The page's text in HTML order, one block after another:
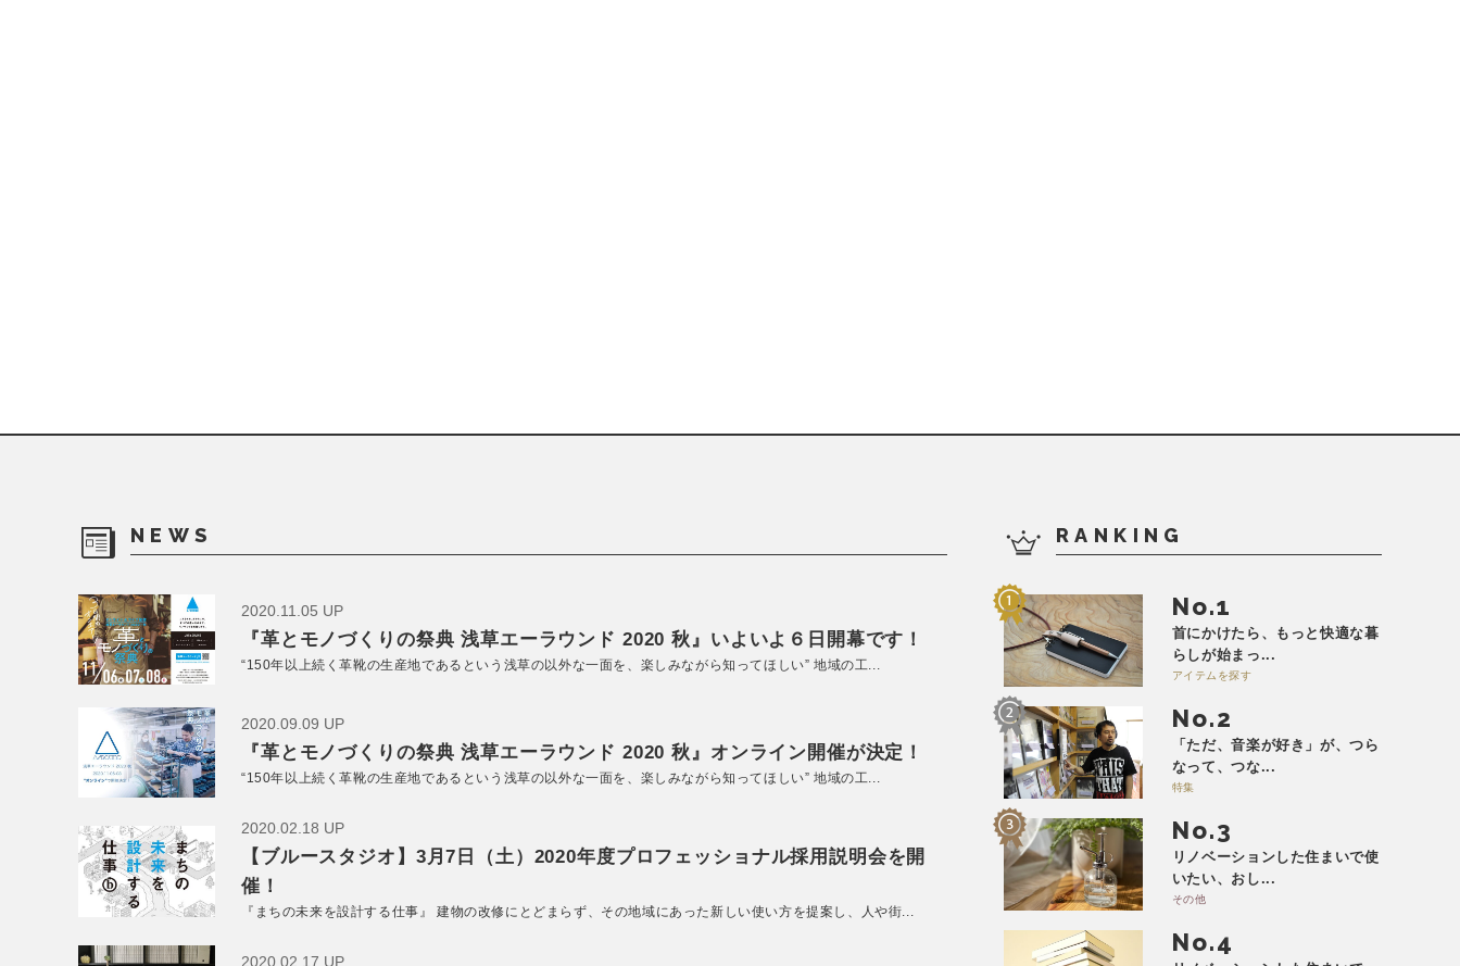
NEWS
2020.11.05 UP
『革とモノづくりの祭典 浅草エーラウンド 2020 秋』いよいよ６日開幕です！
“150年以上続く革靴の生産地であるという浅草の以外な一面を、楽しみながら知ってほしい” 地域の工...
2020.09.09 UP
『革とモノづくりの祭典 浅草エーラウンド 2020 秋』オンライン開催が決定！
“150年以上続く革靴の生産地であるという浅草の以外な一面を、楽しみながら知ってほしい” 地域の工...
2020.02.18 UP
【ブルースタジオ】3月7日（土）2020年度プロフェッショナル採用説明会を開
催！
『まちの未来を設計する仕事』 建物の改修にとどまらず、その地域にあった新しい使い方を提案し、人や街...
2020.02.17 UP
RANKING
No.
首にかけたら、もっと快適な暮
らしが始まっ...
アイテムを探す
No.
「ただ、音楽が好き」が、つら
なって、つな...
特集
No.
リノベーションした住まいで使
いたい、おし...
その他
No.